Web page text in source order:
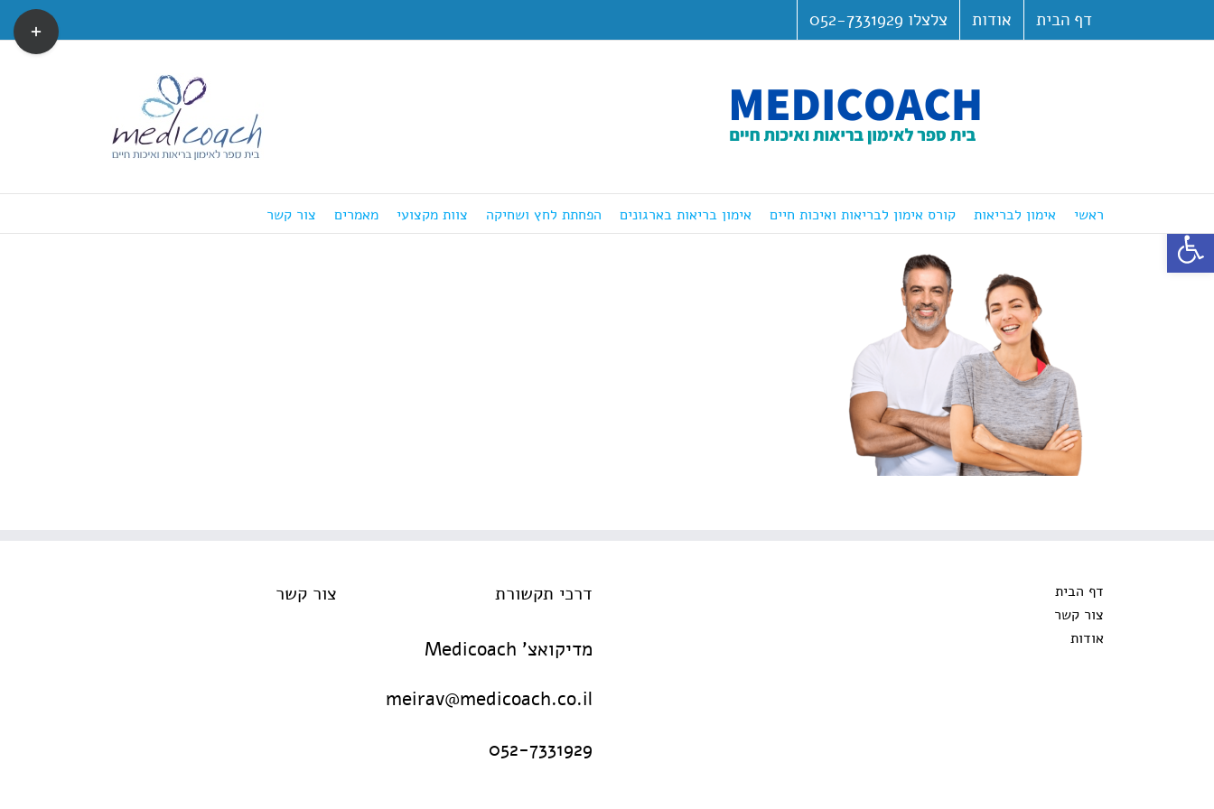
פתח סרגל נגישות
דף הבית אודות צלצלו 052-7331929
ראשי אימון לבריאות קורס אימון לבריאות ואיכות חיים אימון בריאות בארגונים הפחתת לחץ ושחיקה צוות מקצועי מאמרים צור קשר
דף הבית
צור קשר
אודות
דרכי תקשורת
מדיקואצ' Medicoach
meirav@medicoach.co.il
052-7331929
צור קשר
Toggle
Sliding